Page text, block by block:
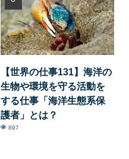
【世界の仕事131】海洋の
生物や環境を守る活動を
する仕事「海洋生態系保
護者」とは？
897